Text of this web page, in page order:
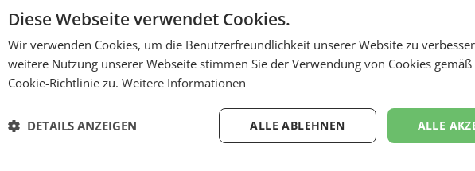
XING
Diese Webseite verwendet Cookies.
Wir verwenden Cookies, um die Benutzerfreundlichkeit unserer Website zu
weitere Nutzung unserer Webseite stimmen Sie der Verwendung von Cookies
Cookie-Richtlinie zu. Weitere Informationen
ALLE
ALLE ABLEHNEN
DETAILS ANZEIGEN